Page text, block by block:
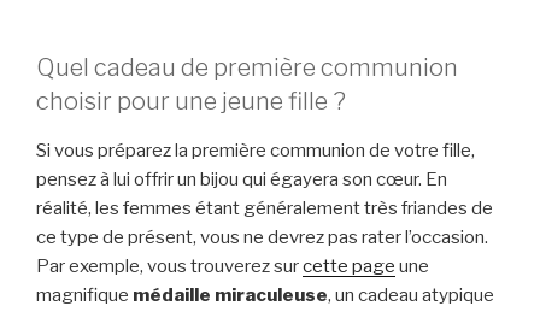
Quel cadeau de première communion
choisir pour une jeune fille ?
Si vous préparez la première communion de votre fille,
pensez à lui offrir un bijou qui égayera son cœur. En
réalité, les femmes étant généralement très friandes de
ce type de présent, vous ne devrez pas rater l’occasion.
Par exemple, vous trouverez surcette page une
magnifique médaille miraculeuse, un cadeau atypique